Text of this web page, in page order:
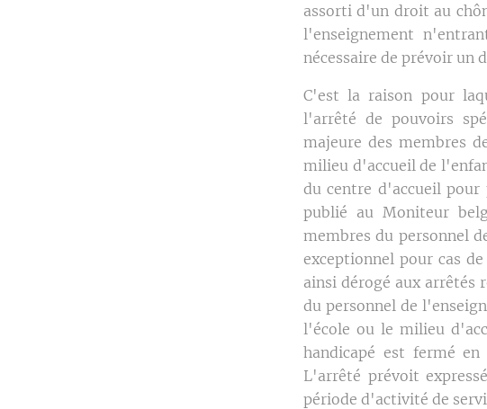
assorti d'un droit au
l'enseignement
nécessaire de prévoir un
C'est la raison pour
l'arrêté de pouvoirs
majeure des membres
milieu d'accueil de
du centre d'accueil pour
publié au Moniteur
membres du personnel
exceptionnel pour cas
ainsi dérogé aux arrêtés
du personnel de
l'école ou le milieu
handicapé est fermé
L'arrêté prévoit
période d'activité de